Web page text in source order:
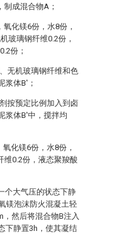
制成混合物A；
化镁6份，水8份，
玻璃钢纤维0.2份，
份；
无机玻璃钢纤维和色
体B′；
按预定比例加入到卤
浆体B′中，搅拌均
化镁6份，水8份，
维0.2份，液态聚羧酸
个大气压的状态下静
镁泡沫防火混凝土轻
然后将混合物B注入
下静置3h，使其凝结